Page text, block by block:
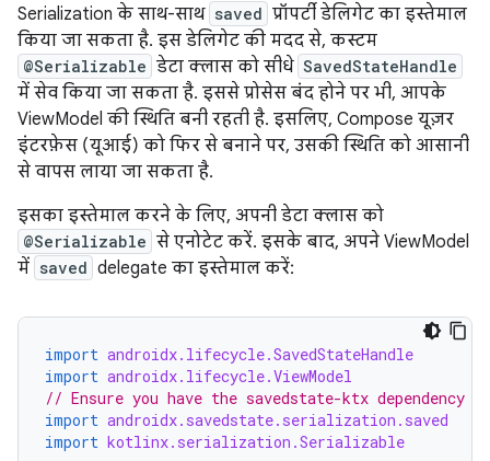
Serialization के साथ-साथ saved प्रॉपर्टी डेलिगेट का इस्तेमाल
किया जा सकता है. इस डेलिगेट की मदद से, कस्टम
@Serializable डेटा क्लास को सीधे SavedStateHandle
में सेव किया जा सकता है. इससे प्रोसेस बंद होने पर भी, आपके
ViewModel की स्थिति बनी रहती है. इसलिए, Compose यूज़र
इंटरफ़ेस (यूआई) को फिर से बनाने पर, उसकी स्थिति को आसानी
से वापस लाया जा सकता है.
इसका इस्तेमाल करने के लिए, अपनी डेटा क्लास को
@Serializable से एनोटेट करें. इसके बाद, अपने ViewModel
में saved delegate का इस्तेमाल करें:
import androidx.lifecycle.SavedStateHandle
import androidx.lifecycle.ViewModel
// Ensure you have the savedstate-ktx dependency
import androidx.savedstate.serialization.saved
import kotlinx.serialization.Serializable